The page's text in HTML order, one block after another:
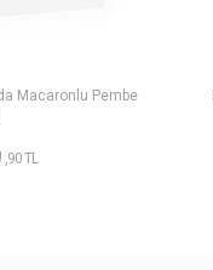
Macaronlu Pembe
,90 TL